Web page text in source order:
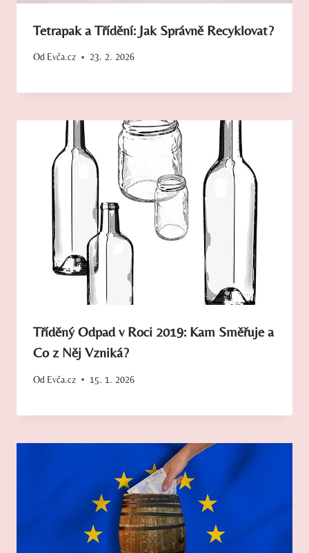
Tetrapak a Třídění: Jak Správně Recyklovat?
Od Evča.cz 23. 2. 2026
Tříděný Odpad v Roci 2019: Kam Směřuje a
Co z Něj Vzniká?
Od Evča.cz 15. 1. 2026